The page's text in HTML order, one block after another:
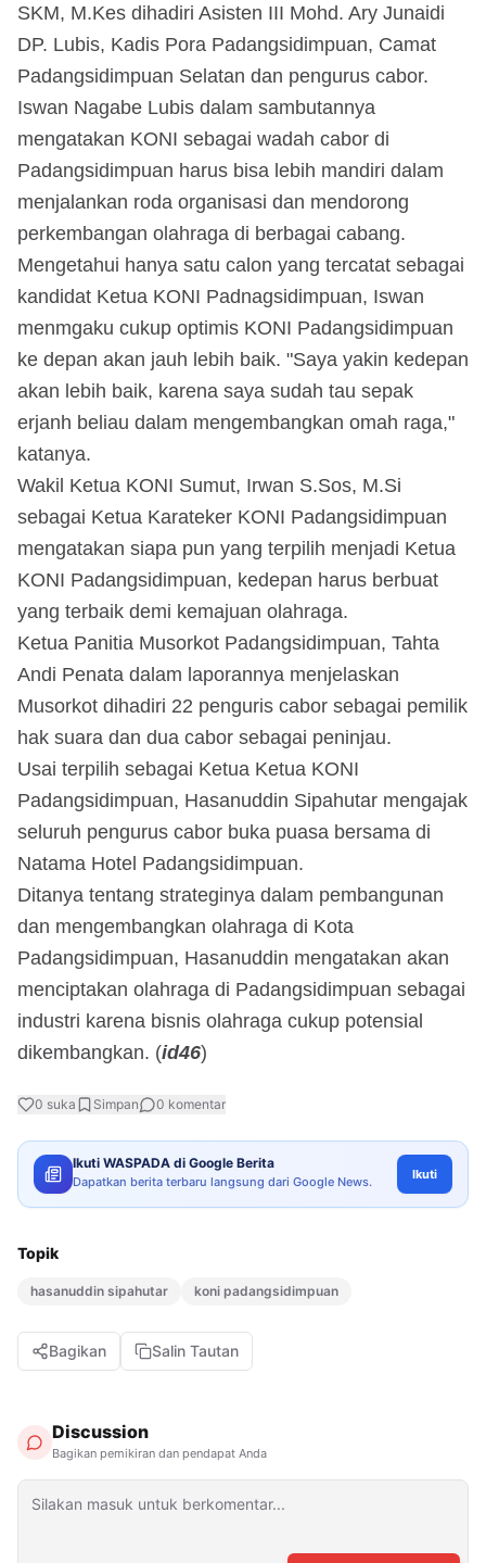
SKM, M.Kes dihadiri Asisten III Mohd. Ary Junaidi
DP. Lubis, Kadis Pora Padangsidimpuan, Camat
Padangsidimpuan Selatan dan pengurus cabor.
Iswan Nagabe Lubis dalam sambutannya
mengatakan KONI sebagai wadah cabor di
Padangsidimpuan harus bisa lebih mandiri dalam
menjalankan roda organisasi dan mendorong
perkembangan olahraga di berbagai cabang.
Mengetahui hanya satu calon yang tercatat sebagai
kandidat Ketua KONI Padnagsidimpuan, Iswan
menmgaku cukup optimis KONI Padangsidimpuan
ke depan akan jauh lebih baik. "Saya yakin kedepan
akan lebih baik, karena saya sudah tau sepak
erjanh beliau dalam mengembangkan omah raga,"
katanya.
Wakil Ketua KONI Sumut, Irwan S.Sos, M.Si
sebagai Ketua Karateker KONI Padangsidimpuan
mengatakan siapa pun yang terpilih menjadi Ketua
KONI Padangsidimpuan, kedepan harus berbuat
yang terbaik demi kemajuan olahraga.
Ketua Panitia Musorkot Padangsidimpuan, Tahta
Andi Penata dalam laporannya menjelaskan
Musorkot dihadiri 22 penguris cabor sebagai pemilik
hak suara dan dua cabor sebagai peninjau.
Usai terpilih sebagai Ketua Ketua KONI
Padangsidimpuan, Hasanuddin Sipahutar mengajak
seluruh pengurus cabor buka puasa bersama di
Natama Hotel Padangsidimpuan.
Ditanya tentang strateginya dalam pembangunan
dan mengembangkan olahraga di Kota
Padangsidimpuan, Hasanuddin mengatakan akan
menciptakan olahraga di Padangsidimpuan sebagai
industri karena bisnis olahraga cukup potensial
dikembangkan. (id46)
0 suka Simpan 0 komentar
Ikuti WASPADA di Google Berita
Dapatkan berita terbaru langsung dari Google News. Ikuti
Topik
hasanuddin sipahutar koni padangsidimpuan
Bagikan Salin Tautan
Discussion
Bagikan pemikiran dan pendapat Anda